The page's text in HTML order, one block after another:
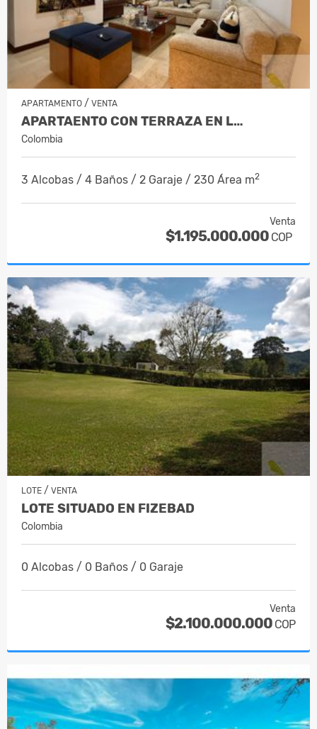
APARTAMENTO / VENTA
APARTAENTO CON TERRAZA EN L…
Colombia
3 Alcobas / 4 Baños / 2 Garaje / 230 Área m2
Venta
$1.195.000.000 COP
LOTE / VENTA
LOTE SITUADO EN FIZEBAD
Colombia
0 Alcobas / 0 Baños / 0 Garaje
Venta
$2.100.000.000 COP